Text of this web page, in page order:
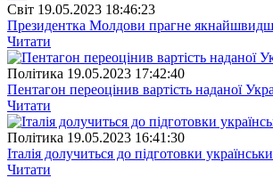
Свiт 19.05.2023 18:46:23
Президентка Молдови прагне
Читати
Полiтика 19.05.2023 17:42:40
Пентагон переоцінив вартість наданої
Читати
Полiтика 19.05.2023 16:41:30
Італія долучиться до підготовки
Читати